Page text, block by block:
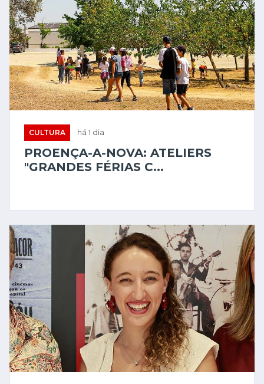
CULTURA há 1 dia
PROENÇA-A-NOVA: ATELIERS
"GRANDES FÉRIAS C...